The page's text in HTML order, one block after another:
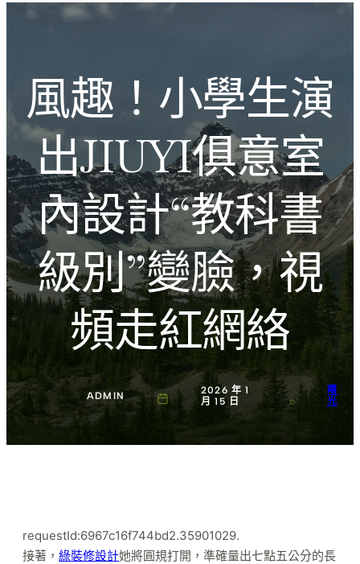
Introducing the Savara collection of luxury resorts
文化的激盪
風趣！小學生演
出JIUYI俱意室
內設計“教科書
級別”變臉，視
頻走紅網絡
ADMIN
2026 年 1
月 15 日
曙
光
requestId:6967c16f744bd2.35901029.
接著， 綠裝修設計她將圓規打開，準確量出七點五公分的長